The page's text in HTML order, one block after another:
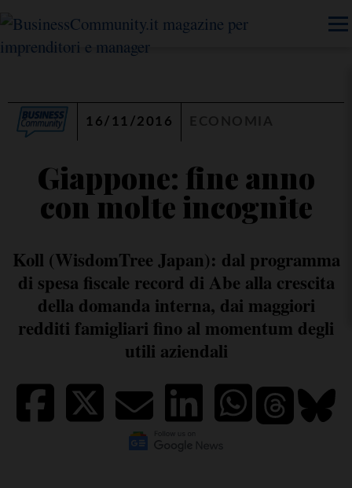
16/11/2016
Giappone: fine anno
con molte incognite
Koll (WisdomTree Japan): dal programma
di spesa fiscale record di Abe alla crescita
della domanda interna, dai maggiori
redditi famigliari fino al momentum degli
utili aziendali